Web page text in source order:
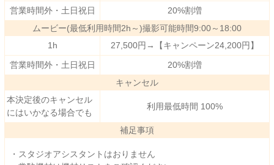
営業時間外・土日祝日
20%割増
ムービー(最低利用時間2h～)撮影可能時間9:00～18:00
1h
27,500円→【キャンペーン24,200円】
営業時間外・土日祝日
20%割増
キャンセル
本決定後のキャンセル
にはいかなる場合でも
利用最低時間 100%
補足事項
・スタジオアシスタントはおりません